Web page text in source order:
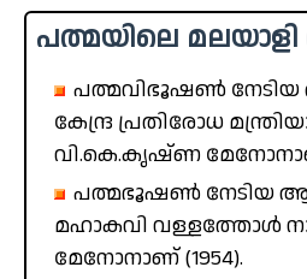
പത്മയിലെ മലയാളി
പത്മവിഭൂഷൺ നേടിയ
കേന്ദ്ര പ്രതിരോധ
വി.കെ.കൃഷ്ണ മേനോനാണ്
പത്മഭൂഷൺ നേടിയ
മഹാകവി വള്ളത്തോൾ
മേനോനാണ് (1954).